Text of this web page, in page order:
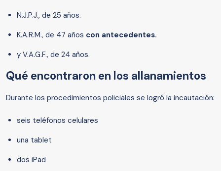
N.J.P.J., de 25 años.
K.A.R.M., de 47 años con antecedentes.
y V.A.G.F., de 24 años.
Qué encontraron en los allanamientos
Durante los procedimientos policiales se logró la incautación:
seis teléfonos celulares
una tablet
dos iPad